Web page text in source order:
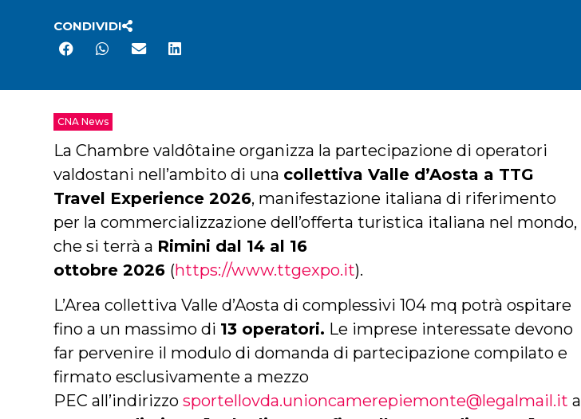
CONDIVIDI
CNA News
La Chambre valdôtaine organizza la partecipazione di operatori
valdostani nell’ambito di una collettiva Valle d’Aosta a TTG
Travel Experience 2026, manifestazione italiana di riferimento
per la commercializzazione dell’offerta turistica italiana nel mondo,
che si terrà a Rimini dal 14 al 16
ottobre2026 (https://www.ttgexpo.it).
L’Area collettiva Valle d’Aosta di complessivi 104 mq potrà ospitare
fino a un massimo di 13 operatori. Le imprese interessate devono
far pervenire il modulo di domanda di partecipazione compilato e
firmato esclusivamente a mezzo
PEC all’indirizzosportellovda.unioncamerepiemonte@legalmail.it a